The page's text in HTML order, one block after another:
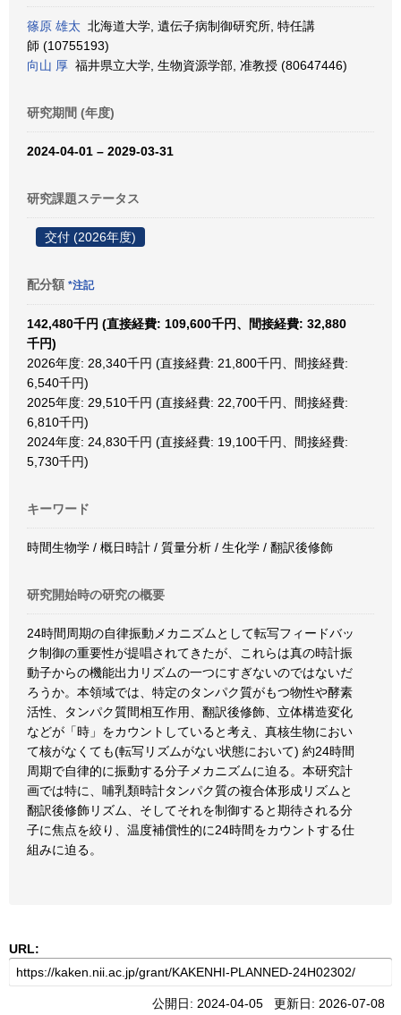
篠原 雄太 北海道大学, 遺伝子病制御研究所, 特任講
師 (10755193)
向山 厚 福井県立大学, 生物資源学部, 准教授 (80647446)
研究期間 (年度)
2024-04-01 – 2029-03-31
研究課題ステータス
交付 (2026年度)
配分額 *注記
142,480千円 (直接経費: 109,600千円、間接経費: 32,880
千円)
2026年度: 28,340千円 (直接経費: 21,800千円、間接経費:
6,540千円)
2025年度: 29,510千円 (直接経費: 22,700千円、間接経費:
6,810千円)
2024年度: 24,830千円 (直接経費: 19,100千円、間接経費:
5,730千円)
キーワード
時間生物学 / 概日時計 / 質量分析 / 生化学 / 翻訳後修飾
研究開始時の研究の概要
24時間周期の自律振動メカニズムとして転写フィードバッ
ク制御の重要性が提唱されてきたが、これらは真の時計振
動子からの機能出力リズムの一つにすぎないのではないだ
ろうか。本領域では、特定のタンパク質がもつ物性や酵素
活性、タンパク質間相互作用、翻訳後修飾、立体構造変化
などが「時」をカウントしていると考え、真核生物におい
て核がなくても(転写リズムがない状態において) 約24時間
周期で自律的に振動する分子メカニズムに迫る。本研究計
画では特に、哺乳類時計タンパク質の複合体形成リズムと
翻訳後修飾リズム、そしてそれを制御すると期待される分
子に焦点を絞り、温度補償性的に24時間をカウントする仕
組みに迫る。
URL:
公開日: 2024-04-05 更新日: 2026-07-08